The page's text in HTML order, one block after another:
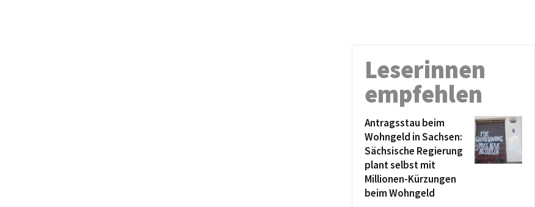
Leserinnen
empfehlen
Antragsstau beim
Wohngeld in Sachsen:
Sächsische Regierung
plant selbst mit
Millionen-Kürzungen
beim Wohngeld